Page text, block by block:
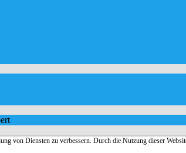
von Diensten zu verbessern. Durch die Nutzung dieser